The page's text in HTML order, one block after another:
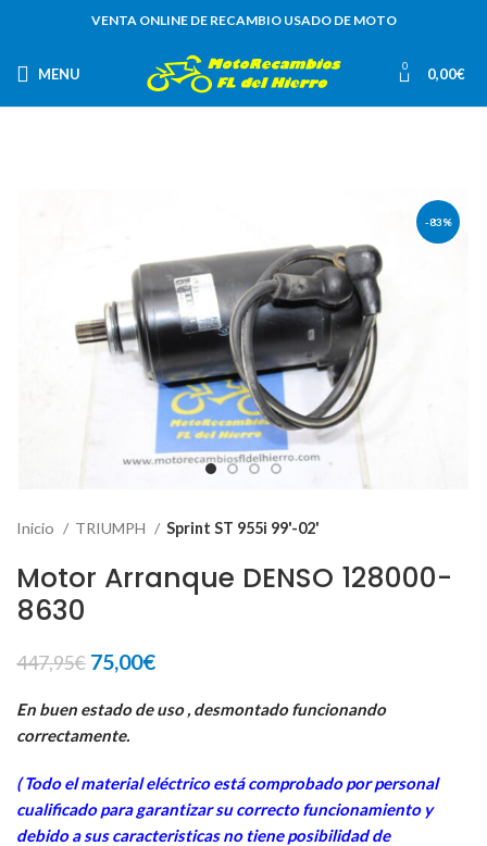
VENTA ONLINE DE RECAMBIO USADO DE MOTO
MENU 0 0,00€
-83%
Inicio TRIUMPH Sprint ST 955i 99'-02'
Motor Arranque DENSO 128000-
8630
447,95€ El
original
era:
75,00€El
actual
En buen estado de uso , desmontado funcionando
correctamente.
( Todo el material eléctrico está comprobado por personal
cualificado para garantizar su correcto funcionamiento y
debido a sus caracteristicas no tiene posibilidad de